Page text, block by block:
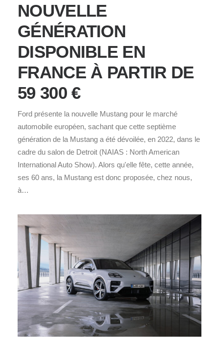
NOUVELLE
GÉNÉRATION
DISPONIBLE EN
FRANCE À PARTIR DE
59 300 €
Ford présente la nouvelle Mustang pour le marché
automobile européen, sachant que cette septième
génération de la Mustang a été dévoilée, en 2022, dans le
cadre du salon de Detroit (NAIAS : North American
International Auto Show). Alors qu'elle fête, cette année,
ses 60 ans, la Mustang est donc proposée, chez nous,
à…